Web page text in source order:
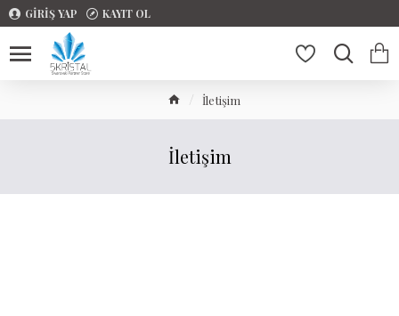
GIRIŞ YAP KAYIT OL
İletişim
İletişim